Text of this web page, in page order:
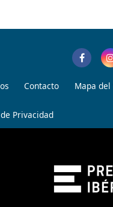
Contacto Mapa del
Privacidad